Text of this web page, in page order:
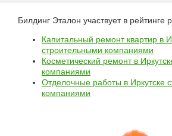
Билдинг Эталон участвует в рейтинге
Капитальный ремонт квартир в
строительными компаниями
Косметический ремонт в
компаниями
Отделочные работы в Иркутске
компаниями